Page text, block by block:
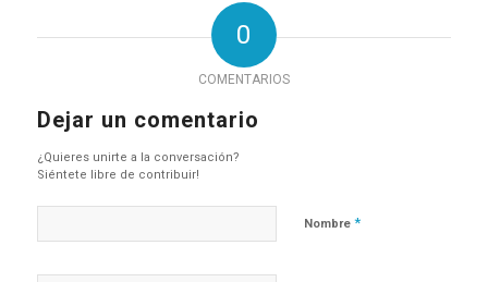
0
COMENTARIOS
Dejar un comentario
¿Quieres unirte a la conversación?
Siéntete libre de contribuir!
Nombre *